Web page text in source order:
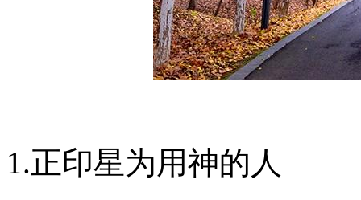
1.正印星为用神的人